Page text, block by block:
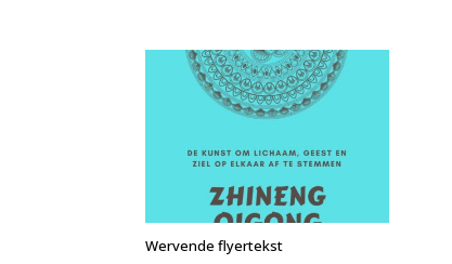
Wervende flyertekst